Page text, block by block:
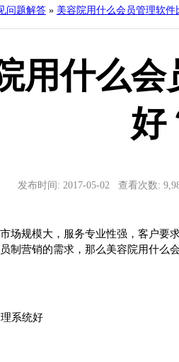
问题解答 » 美容院用什么会员管理软件
用什么
好
发布时间: 2017-05-02 查看次数:
场规模大，服务专业性强，客户要
制营销的需求，那么美容院用什么